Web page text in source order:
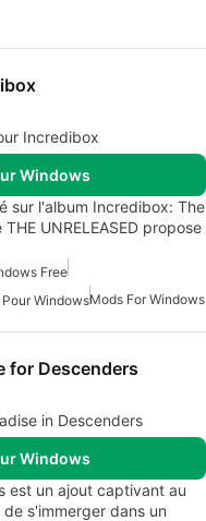
Incredibox
Windows
sur l'album Incredibox: The
UNRELEASED propose
Free
WindowsMods For Windows
for Descenders
in Descenders
Windows
est un ajout captivant au
s'immerger dans un